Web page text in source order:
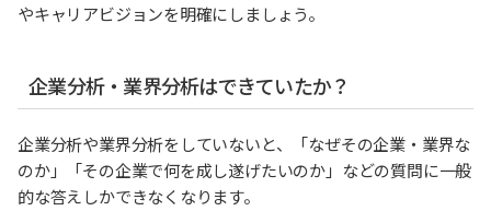
やキャリアビジョンを明確にしましょう。
企業分析・業界分析はできていたか？
企業分析や業界分析をしていないと、「なぜその企業・業界な
のか」「その企業で何を成し遂げたいのか」などの質問に一般
的な答えしかできなくなります。